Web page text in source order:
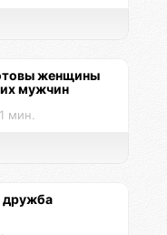
женщины
мужчин
мин.
дружба